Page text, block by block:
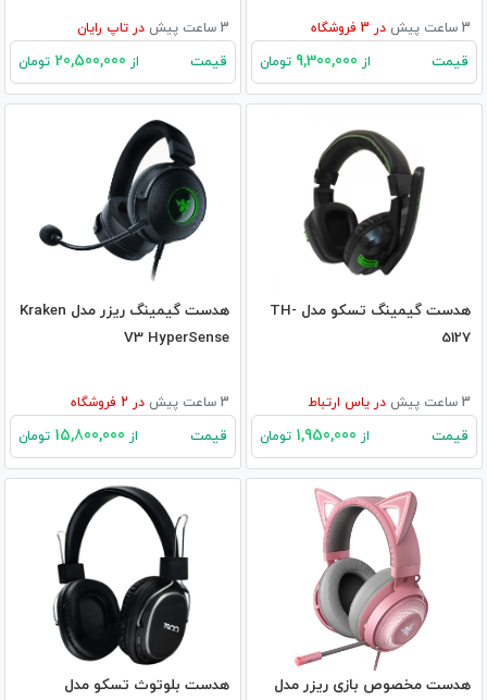
3 ساعت پیش در فروشگاه
قیمت از تومان
3 ساعت پیش در تاپ رایان
قیمت از تومان
هدست گیمینگ تسکو مدل TH-
5127
3 ساعت پیش در یاس ارتباط
قیمت از تومان
هدست گیمینگ ریزر مدل Kraken
V3 HyperSense
3 ساعت پیش در فروشگاه
قیمت از تومان
هدست مخصوص بازی ریزر مدل
هدست بلوتوث تسکو مدل